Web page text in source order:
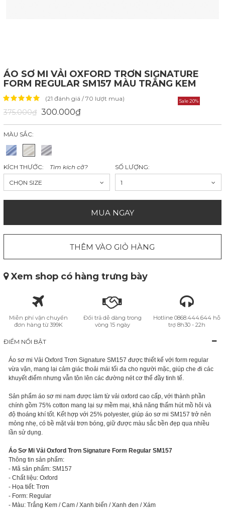
ÁO SƠ MI VẢI OXFORD TRƠN SIGNATURE
FORM REGULAR SM157 MÀU TRẮNG KEM
Sale 20%
(21 đánh giá / 70 lượt mua)
375.000₫ 300.000₫
MÀU SẮC:
KÍCH THƯỚC: Tìm kích cỡ?
CHỌN SIZE
SỐ LƯỢNG:
1
MUA NGAY
THÊM VÀO GIỎ HÀNG
Xem shop có hàng trưng bày
Miễn phí vận chuyển
đơn hàng từ 399K
Đổi trả dễ dàng trong
vòng 15 ngày
Hotline 0868.444.644 hỗ
trợ 8h30 - 22h
ĐIỂM NỔI BẬT
Áo sơ mi Vải Oxford Trơn Signature SM157 được thiết kế với form regular
vừa vặn, mang lại cảm giác thoải mái tối đa cho người mặc, giúp che đi các
khuyết điểm nhưng vẫn tôn lên các đường nét cơ thể đầy tinh tế.
Sản phẩm áo sơ mi nam được làm từ vải oxford cao cấp, với thành phần
chính gồm 75% cotton mang lại sự mềm mại, khả năng thấm hút mồ hôi và
độ thoáng khí tốt. Kết hợp với 25% polyester, giúp áo sơ mi SM157 trở nên
mỏng nhẹ, có bề mặt vải trơn bóng, giữ được màu sắc bền đẹp qua nhiều
lần sử dụng.
Áo Sơ Mi Vải Oxford Trơn Signature Form Regular SM157
Thông tin sản phẩm:
- Mã sản phẩm: SM157
- Chất liệu: Oxford
- Họa tiết: Trơn
- Form: Regular
- Màu: Trắng Kem / Cam / Xanh biển / Xanh đen / Xám